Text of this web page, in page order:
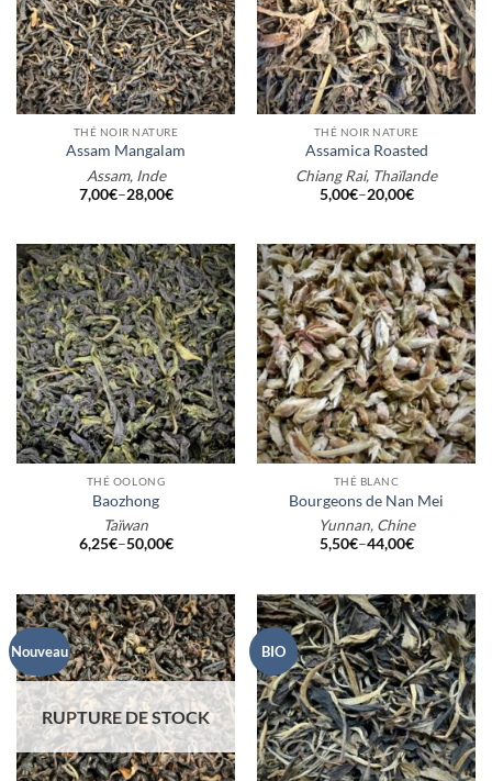
THÉ NOIR NATURE
Assam Mangalam
Assam, Inde
7,00€–28,00€
THÉ NOIR NATURE
Assamica Roasted
Chiang Rai, Thaïlande
5,00€–20,00€
THÉ OOLONG
Baozhong
Taïwan
6,25€–50,00€
THÉ BLANC
Bourgeons de Nan Mei
Yunnan, Chine
5,50€–44,00€
Nouveau
RUPTURE DE STOCK
BIO